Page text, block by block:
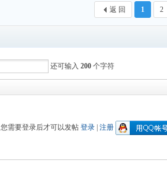
1 2
返 回
还可输入 200 个字符
您需要登录后才可以发帖 登录| 注册